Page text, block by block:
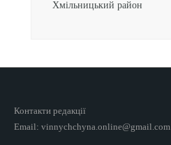
Хмільницький район
Контакти редакції
Email: vinnychchyna.online@gmail.com